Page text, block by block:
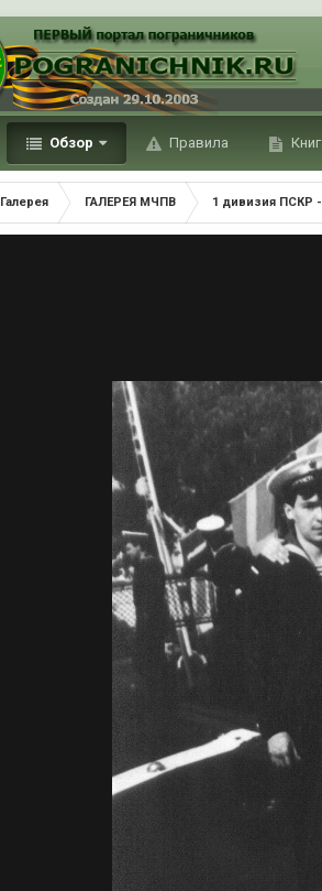
Обзор Правила
Галерея ГАЛЕРЕЯ МЧПВ 1 дивизия ПСКР